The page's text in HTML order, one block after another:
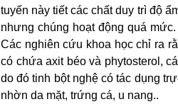
tuyến này tiết các chất duy trì độ
nhưng chúng hoạt động quá
Các nghiên cứu khoa học chỉ ra
có chứa axit béo và phytosterol,
do đó tinh bột nghệ có tác dụng
nhờn da mặt, trứng cá, u nang..